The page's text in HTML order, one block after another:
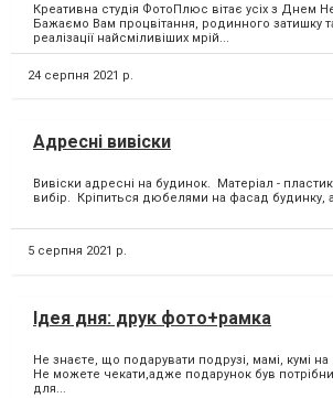
Креативна студія ФотоПлюс вітає усіх з Днем
Бажаємо Вам процвітання, родинного затишку
реалізації найсміливіших мрій...
24 серпня 2021 р.
Адресні вивіски
Вивіски адресні на будинок. Матеріал -
вибір. Кріпиться дюбелями на фасад будинку,
5 серпня 2021 р.
Ідея дня: друк фото+рамка
Не знаєте, що подарувати подрузі, мамі, кумі
Не можете чекати,адже подарунок був
для...